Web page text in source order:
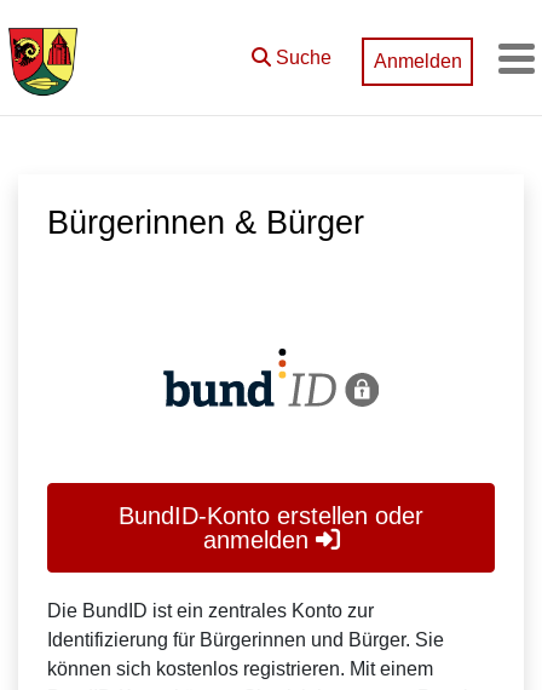
Suche Anmelden
Bürgerinnen & Bürger
BundID-Konto erstellen oder
anmelden
Die BundID ist ein zentrales Konto zur
Identifizierung für Bürgerinnen und Bürger. Sie
können sich kostenlos registrieren. Mit einem